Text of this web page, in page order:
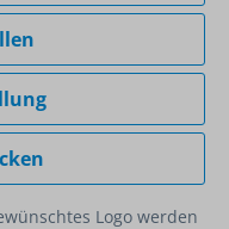
Logo werden